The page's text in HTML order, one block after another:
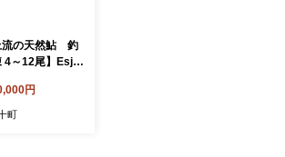
流の天然鮎 釣
4～12尾】Esj-4
包装 600g 小
円
町